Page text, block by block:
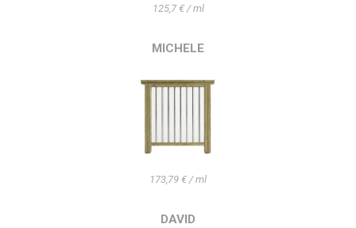
125,7 € / ml
MICHELE
173,79 € / ml
DAVID